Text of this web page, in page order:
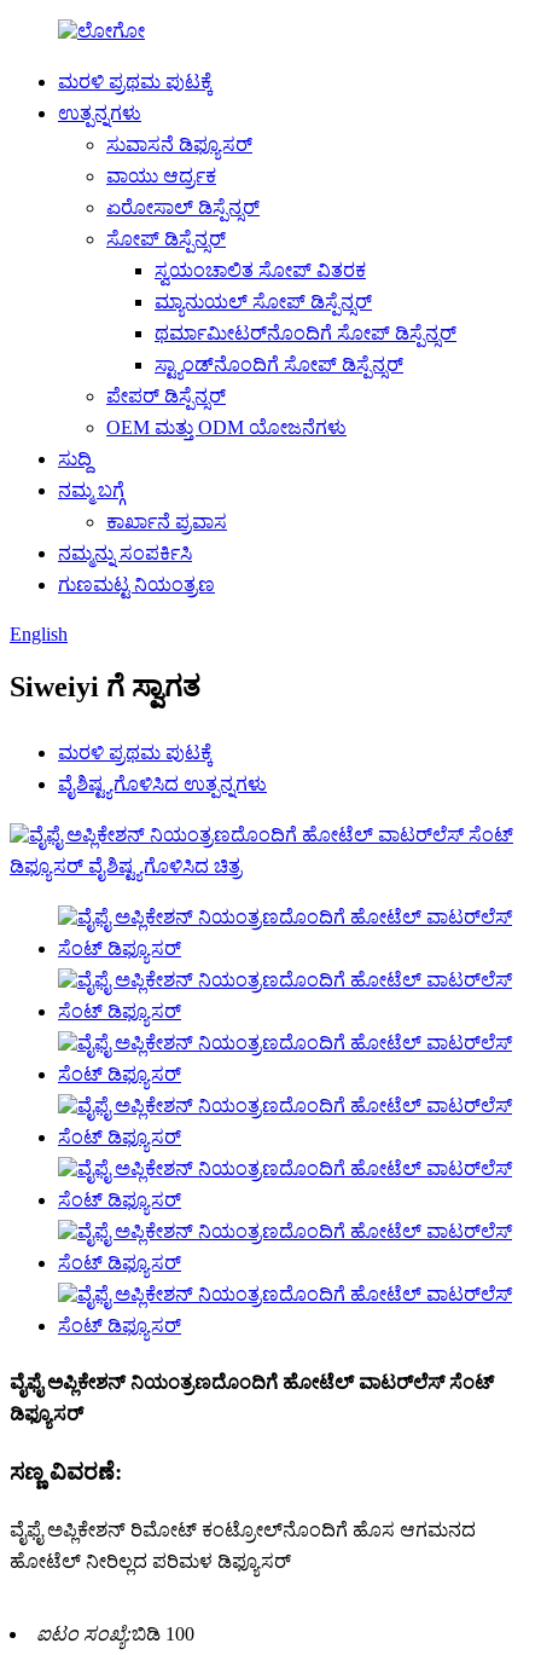
ಮರಳಿ ಪ್ರಥಮ ಪುಟಕ್ಕೆ
ಉತ್ಪನ್ನಗಳು
ಸುವಾಸನೆ ಡಿಫ್ಯೂಸರ್
ವಾಯು ಆರ್ದ್ರಕ
ಏರೋಸಾಲ್ ಡಿಸ್ಪೆನ್ಸರ್
ಸೋಪ್ ಡಿಸ್ಪೆನ್ಸರ್
ಸ್ವಯಂಚಾಲಿತ ಸೋಪ್ ವಿತರಕ
ಮ್ಯಾನುಯಲ್ ಸೋಪ್ ಡಿಸ್ಪೆನ್ಸರ್
ಥರ್ಮಾಮೀಟರ್‌ನೊಂದಿಗೆ ಸೋಪ್ ಡಿಸ್ಪೆನ್ಸರ್
ಸ್ಟ್ಯಾಂಡ್‌ನೊಂದಿಗೆ ಸೋಪ್ ಡಿಸ್ಪೆನ್ಸರ್
ಪೇಪರ್ ಡಿಸ್ಪೆನ್ಸರ್
OEM ಮತ್ತು ODM ಯೋಜನೆಗಳು
ಸುದ್ದಿ
ನಮ್ಮ ಬಗ್ಗೆ
ಕಾರ್ಖಾನೆ ಪ್ರವಾಸ
ನಮ್ಮನ್ನು ಸಂಪರ್ಕಿಸಿ
ಗುಣಮಟ್ಟ ನಿಯಂತ್ರಣ
English
Siweiyi ಗೆ ಸ್ವಾಗತ
ಮರಳಿ ಪ್ರಥಮ ಪುಟಕ್ಕೆ
ವೈಶಿಷ್ಟ್ಯಗೊಳಿಸಿದ ಉತ್ಪನ್ನಗಳು
ವೈಫೈ ಅಪ್ಲಿಕೇಶನ್ ನಿಯಂತ್ರಣದೊಂದಿಗೆ ಹೋಟೆಲ್ ವಾಟರ್‌ಲೆಸ್ ಸೆಂಟ್
ಡಿಫ್ಯೂಸರ್
ಸಣ್ಣ ವಿವರಣೆ:
ವೈಫೈ ಅಪ್ಲಿಕೇಶನ್ ರಿಮೋಟ್ ಕಂಟ್ರೋಲ್‌ನೊಂದಿಗೆ ಹೊಸ ಆಗಮನದ
ಹೋಟೆಲ್ ನೀರಿಲ್ಲದ ಪರಿಮಳ ಡಿಫ್ಯೂಸರ್
ಐಟಂ ಸಂಖ್ಯೆ:ಬಿಡಿ 100